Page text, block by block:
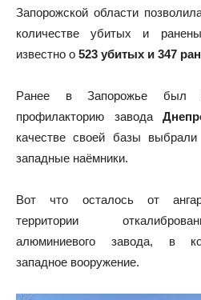
Запорожской области
количестве убитых и
известно о 523 убитых и 347
Ранее в Запорожье был
профилакторию завода
качестве своей базы
западные наёмники.
Вот что осталось от
территории
алюминиевого завода, в
западное вооружение.